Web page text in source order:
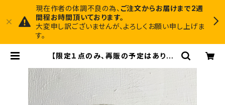
現在作者の体調不良の為、 ご注文からお届けまで2週
間程お時間頂いております。
大変申し訳ございませんが、よろしくお願い申し上げま
す。
【限定１点のみ、再販の予定はありま
型3wayネックレス【3股】 | Midnig
ht Art Factory 1枚でインテリアに
馴染むアートと、ちょっと尖ったアクセ
サリーのお店